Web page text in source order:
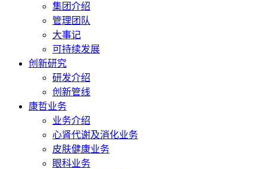
集团介绍
管理团队
大事记
可持续发展
创新研究
研发介绍
创新管线
康哲业务
业务介绍
心肾代谢及消化业务
皮肤健康业务
眼科业务